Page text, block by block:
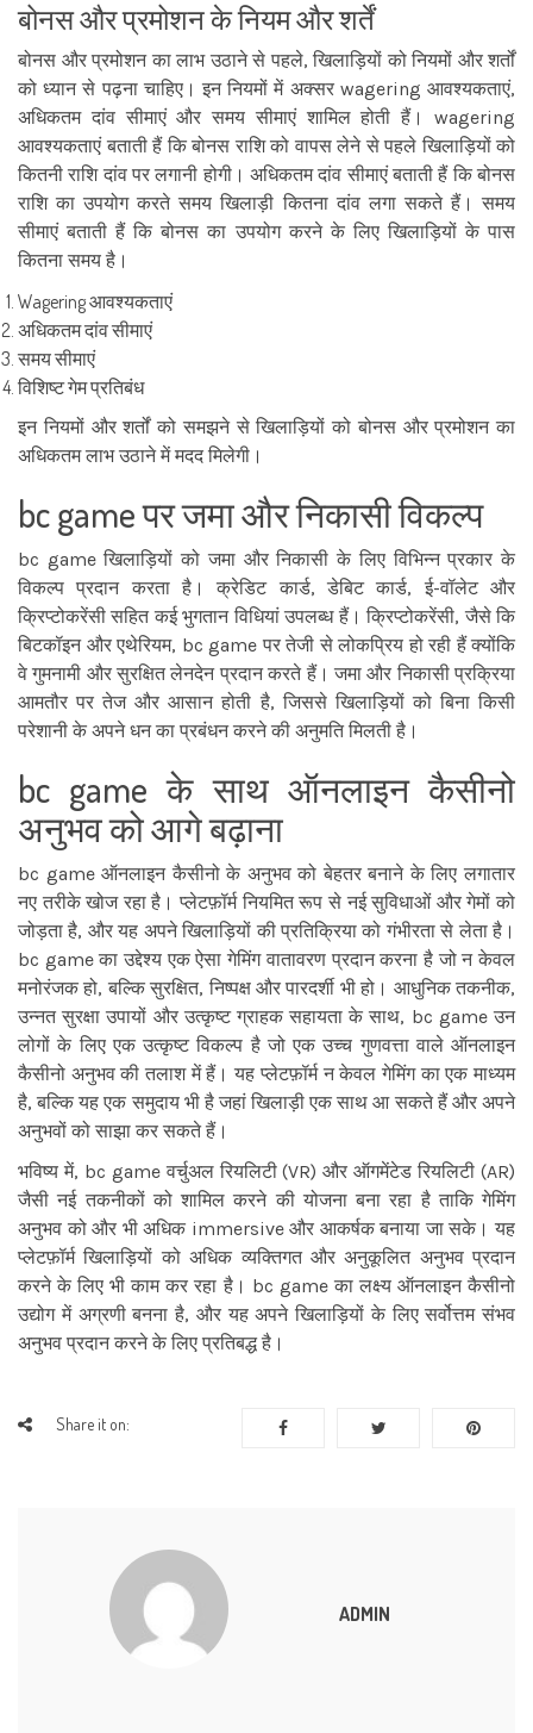
बोनस और प्रमोशन के नियम और शर्तें
बोनस और प्रमोशन का लाभ उठाने से पहले, खिलाड़ियों को नियमों और शर्तों
को ध्यान से पढ़ना चाहिए। इन नियमों में अक्सर wagering आवश्यकताएं,
अधिकतम दांव सीमाएं और समय सीमाएं शामिल होती हैं। wagering
आवश्यकताएं बताती हैं कि बोनस राशि को वापस लेने से पहले खिलाड़ियों को
कितनी राशि दांव पर लगानी होगी। अधिकतम दांव सीमाएं बताती हैं कि बोनस
राशि का उपयोग करते समय खिलाड़ी कितना दांव लगा सकते हैं। समय
सीमाएं बताती हैं कि बोनस का उपयोग करने के लिए खिलाड़ियों के पास
कितना समय है।
Wagering आवश्यकताएं
अधिकतम दांव सीमाएं
समय सीमाएं
विशिष्ट गेम प्रतिबंध
इन नियमों और शर्तों को समझने से खिलाड़ियों को बोनस और प्रमोशन का
अधिकतम लाभ उठाने में मदद मिलेगी।
bc game पर जमा और निकासी विकल्प
bc game खिलाड़ियों को जमा और निकासी के लिए विभिन्न प्रकार के
विकल्प प्रदान करता है। क्रेडिट कार्ड, डेबिट कार्ड, ई-वॉलेट और
क्रिप्टोकरेंसी सहित कई भुगतान विधियां उपलब्ध हैं। क्रिप्टोकरेंसी, जैसे कि
बिटकॉइन और एथेरियम, bc game पर तेजी से लोकप्रिय हो रही हैं क्योंकि
वे गुमनामी और सुरक्षित लेनदेन प्रदान करते हैं। जमा और निकासी प्रक्रिया
आमतौर पर तेज और आसान होती है, जिससे खिलाड़ियों को बिना किसी
परेशानी के अपने धन का प्रबंधन करने की अनुमति मिलती है।
bc game के साथ ऑनलाइन कैसीनो
अनुभव को आगे बढ़ाना
bc game ऑनलाइन कैसीनो के अनुभव को बेहतर बनाने के लिए लगातार
नए तरीके खोज रहा है। प्लेटफ़ॉर्म नियमित रूप से नई सुविधाओं और गेमों को
जोड़ता है, और यह अपने खिलाड़ियों की प्रतिक्रिया को गंभीरता से लेता है।
bc game का उद्देश्य एक ऐसा गेमिंग वातावरण प्रदान करना है जो न केवल
मनोरंजक हो, बल्कि सुरक्षित, निष्पक्ष और पारदर्शी भी हो। आधुनिक तकनीक,
उन्नत सुरक्षा उपायों और उत्कृष्ट ग्राहक सहायता के साथ, bc game उन
लोगों के लिए एक उत्कृष्ट विकल्प है जो एक उच्च गुणवत्ता वाले ऑनलाइन
कैसीनो अनुभव की तलाश में हैं। यह प्लेटफ़ॉर्म न केवल गेमिंग का एक माध्यम
है, बल्कि यह एक समुदाय भी है जहां खिलाड़ी एक साथ आ सकते हैं और अपने
अनुभवों को साझा कर सकते हैं।
भविष्य में, bc game वर्चुअल रियलिटी (VR) और ऑगमेंटेड रियलिटी (AR)
जैसी नई तकनीकों को शामिल करने की योजना बना रहा है ताकि गेमिंग
अनुभव को और भी अधिक immersive और आकर्षक बनाया जा सके। यह
प्लेटफ़ॉर्म खिलाड़ियों को अधिक व्यक्तिगत और अनुकूलित अनुभव प्रदान
करने के लिए भी काम कर रहा है। bc game का लक्ष्य ऑनलाइन कैसीनो
उद्योग में अग्रणी बनना है, और यह अपने खिलाड़ियों के लिए सर्वोत्तम संभव
अनुभव प्रदान करने के लिए प्रतिबद्ध है।
Share it on:
ADMIN